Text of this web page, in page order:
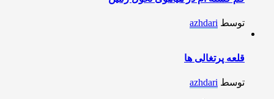
توسط azhdari
قلعه پرتغالی ها
توسط azhdari